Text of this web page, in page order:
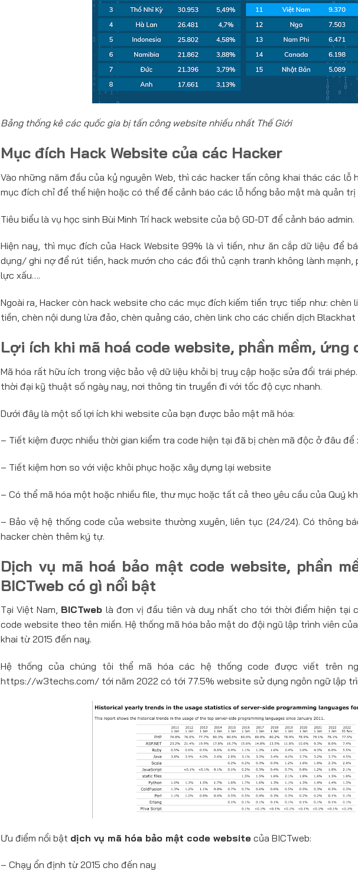
Bảng thống kê các quốc gia bị tấn công website nhiều nhất Thế Giới
Mục đích Hack Website của các Hacker
Vào những năm đầu của kỷ nguyên Web, thì các hacker tấn công khai thác các lỗ
mục đích chỉ để thể hiện hoặc có thể để cảnh báo các lỗ hổng bảo mật mà quản
Tiêu biểu là vụ học sinh Bùi Minh Trí hack website của bộ GD-DT để cảnh báo admin.
Hiện nay, thì mục đích của Hack Website 99% là vì tiền, như ăn cắp dữ liệu để
dụng/ ghi nợ để rút tiền, hack mướn cho các đối thủ cạnh tranh không lành
lực xấu….
Ngoài ra, Hacker còn hack website cho các mục đích kiếm tiền trực tiếp như: chèn
tiền, chèn nội dung lừa đảo, chèn quảng cáo, chèn link cho các chiến dịch Blackhat
Lợi ích khi mã hoá code website, phần mềm, ứng
Mã hóa rất hữu ích trong việc bảo vệ dữ liệu khỏi bị truy cập hoặc sửa đổi trái
thời đại kỹ thuật số ngày nay, nơi thông tin truyền đi với tốc độ cực nhanh.
Dưới đây là một số lợi ích khi website của bạn được bảo mật mã hóa:
– Tiết kiệm được nhiều thời gian kiểm tra code hiện tại đã bị chèn mã độc ở đâu để
– Tiết kiệm hơn so với việc khôi phục hoặc xây dựng lại website
– Có thể mã hóa một hoặc nhiều file, thư mục hoặc tất cả theo yêu cầu của Quý
– Bảo vệ hệ thống code của website thường xuyên, liên tục (24/24). Có thông
hacker chèn thêm ký tự.
Dịch vụ mã hoá bảo mật code website, phần
BICTweb có gì nổi bật
Tại Việt Nam, BICTweb là đơn vị đầu tiên và duy nhất cho tới thời điểm hiện tại
code website theo tên miền. Hệ thống mã hóa bảo mật do đội ngũ lập trình viên
khai từ 2015 đến nay.
Hệ thống của chúng tôi thể mã hóa các hệ thống code được viết trên
https://w3techs.com/ tới năm 2022 có tới 77.5% website sử dụng ngôn ngữ lập
Ưu điểm nổi bật dịch vụ mã hóa bảo mật code website của BICTweb:
– Chạy ổn định từ 2015 cho đến nay